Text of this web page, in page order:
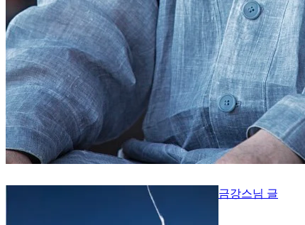
금강스님 글